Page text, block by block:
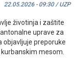
22.05.2026 - 09:30 / UZP
životinja i zaštite
uprave za
objavljuje preporuke
mesom.